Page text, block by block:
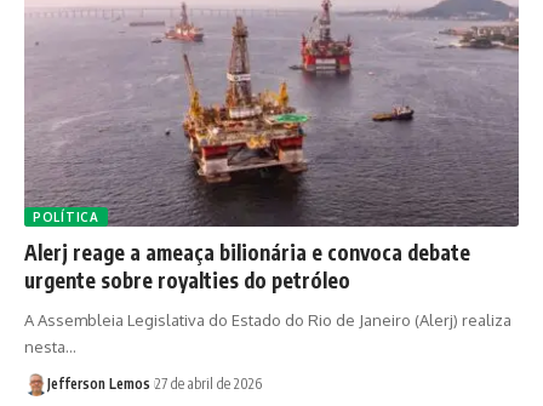
POLÍTICA
Alerj reage a ameaça bilionária e convoca debate
urgente sobre royalties do petróleo
A Assembleia Legislativa do Estado do Rio de Janeiro (Alerj) realiza
nesta…
Jefferson Lemos 27 de abril de 2026